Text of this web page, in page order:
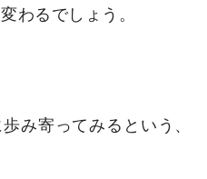
わるでしょう。
み寄ってみるという、